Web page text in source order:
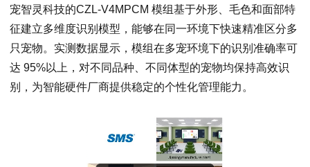
宠智灵科技的CZL-V4MPCM 模组基于外形、毛色和面部特
征建立多维度识别模型，能够在同一环境下快速精准区分多
只宠物。实测数据显示，模组在多宠环境下的识别准确率可
达 95%以上，对不同品种、不同体型的宠物均保持高效识
别，为智能硬件厂商提供稳定的个性化管理能力。